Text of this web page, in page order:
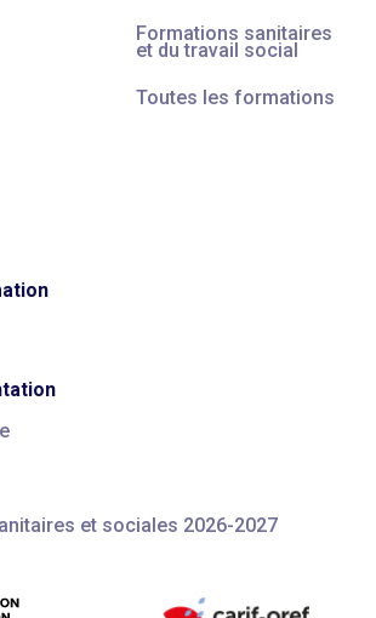
Formations sanitaires
et du travail social
Toutes les formations
et sociales 2026-2027